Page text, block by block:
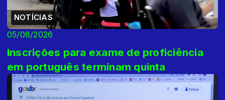
NOTÍCIAS
05/08/2026
Inscrições para exame de proficiência
em português terminam quinta